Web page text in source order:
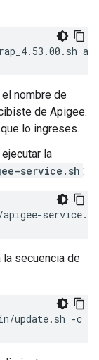
el nombre de
de Apigee.
lo ingreses.
ejecutar la
service.sh :
service.sh
secuencia de
update.sh -c